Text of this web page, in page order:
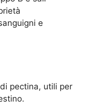
e
pectina, utili per